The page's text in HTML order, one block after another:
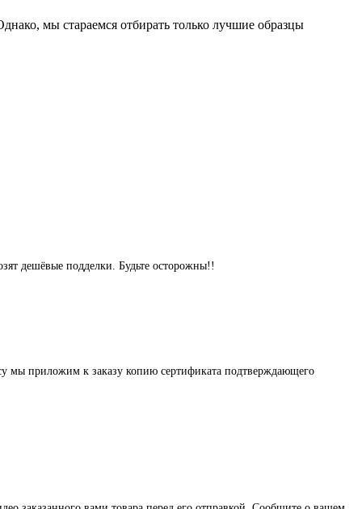
мы стараемся отбирать только лучшие образцы
дешёвые подделки. Будьте осторожны!!
мы приложим к заказу копию сертификата подтверждающего